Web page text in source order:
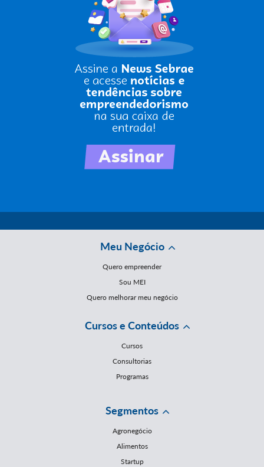
Meu Negócio
Quero empreender
Sou MEI
Quero melhorar meu negócio
Cursos e Conteúdos
Cursos
Consultorias
Programas
Segmentos
Agronegócio
Alimentos
Startup